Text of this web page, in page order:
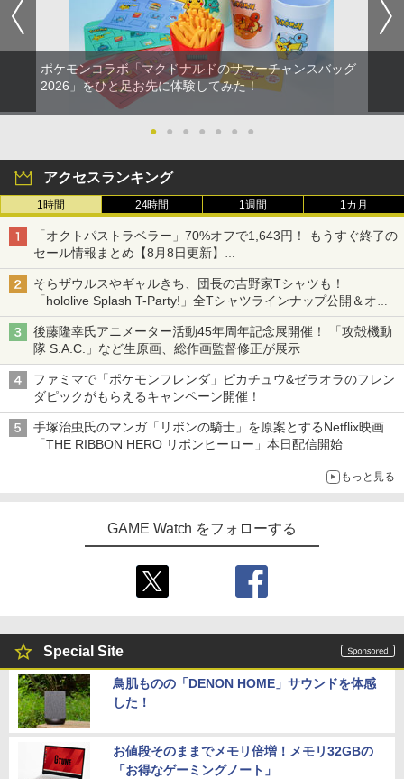
ポケモンコラボ「マクドナルドのサマーチャンスバッグ
2026」をひと足お先に体験してみた！
● ● ● ● ● ● ●
アクセスランキング
1時間 24時間 1週間 1カ月
「オクトパストラベラー」70%オフで1,643円！ もうすぐ終了の
セール情報まとめ【8月8日更新】
ニンテンドーeショップでは「大神 絶景版」が67%オフで990円
そらザウルスやギャルきち、団長の吉野家Tシャツも！
「hololive Splash T-Party!」全Tシャツラインナップ公開＆オン
ライン販売開始
後藤隆幸氏アニメーター活動45年周年記念展開催！ 「攻殻機動
隊 S.A.C.」など生原画、総作画監督修正が展示
ファミマで「ポケモンフレンダ」ピカチュウ&ゼラオラのフレン
ダピックがもらえるキャンペーン開催！
手塚治虫氏のマンガ「リボンの騎士」を原案とするNetflix映画
「THE RIBBON HERO リボンヒーロー」本日配信開始
もっと見る
GAME Watch をフォローする
Special Site
鳥肌ものの「DENON HOME」サウンドを体感
した！
お値段そのままでメモリ倍増！メモリ32GBの
「お得なゲーミングノート」